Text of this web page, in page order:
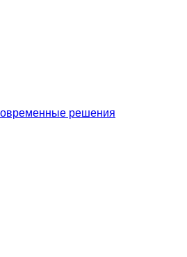
решения